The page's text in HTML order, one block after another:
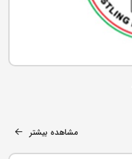
مشاهده بیشتر